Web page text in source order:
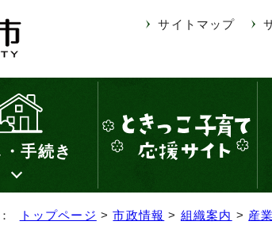
サイトマップ
・手続き
トップページ >市政情報 > 組織案内 > 産